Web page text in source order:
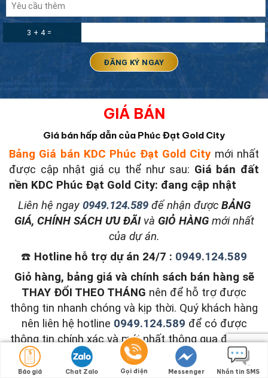
3 + 4 =
GIÁ BÁN
Giá bán hấp dẫn của Phúc Đạt Gold City
Bảng Giá bán KDC Phúc Đạt Gold City mới nhất
được cập nhật giá cụ thể như sau: Giá bán đất
nền KDC Phúc Đạt Gold City: đang cập nhật
Liên hệ ngay 0949.124.589để nhận được BẢNG
GIÁ, CHÍNH SÁCH ƯU ĐÃIvà GIỎ HÀNGmới nhất
của dự án.
☎️ Hotline hỗ trợ dự án 24/7 : 0949.124.589
Giỏ hàng, bảng giá và chính sách bán hàng sẽ
THAY ĐỔI THEO THÁNG nên để hỗ trợ được
thông tin nhanh chóng và kịp thời. Quý khách hàng
nên liên hệ hotline 0949.124.589 để có được
thông tin chính xác và mới nhất thông qua đội ngũ
nhân viên tư vấn chuyên nghiệp của dự án.
NHIỆT TÌNH – CHÍNH XÁC – CHUYÊN NGHIỆP
Báo giá Chat Zalo Gọi điện Messenger Nhắn tin SMS